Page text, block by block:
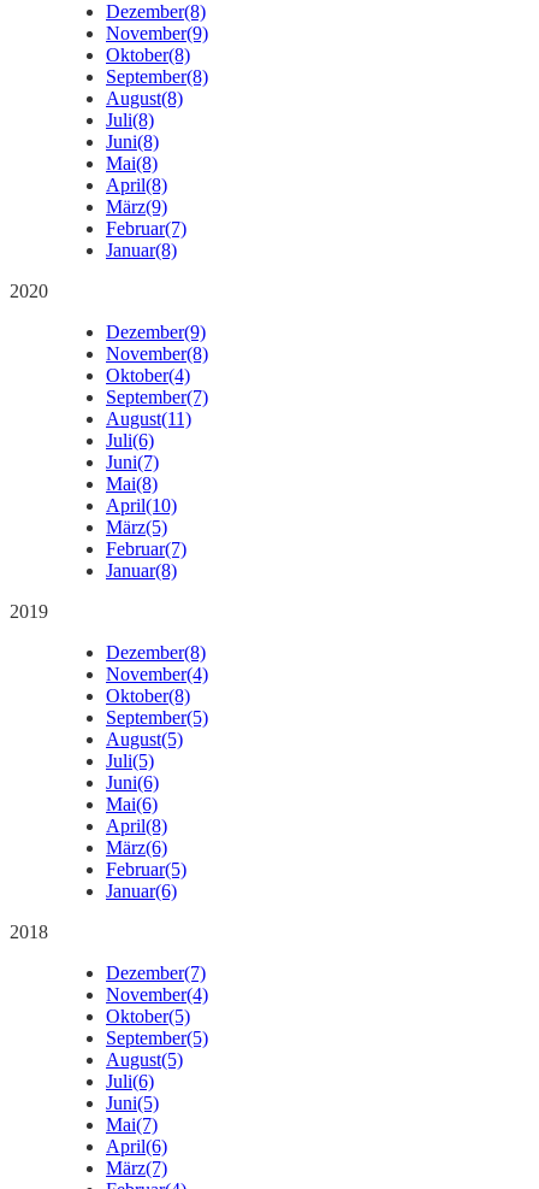
Dezember(8)
November(9)
Oktober(8)
September(8)
August(8)
Juli(8)
Juni(8)
Mai(8)
April(8)
März(9)
Februar(7)
Januar(8)
2020
Dezember(9)
November(8)
Oktober(4)
September(7)
August(11)
Juli(6)
Juni(7)
Mai(8)
April(10)
März(5)
Februar(7)
Januar(8)
2019
Dezember(8)
November(4)
Oktober(8)
September(5)
August(5)
Juli(5)
Juni(6)
Mai(6)
April(8)
März(6)
Februar(5)
Januar(6)
2018
Dezember(7)
November(4)
Oktober(5)
September(5)
August(5)
Juli(6)
Juni(5)
Mai(7)
April(6)
März(7)